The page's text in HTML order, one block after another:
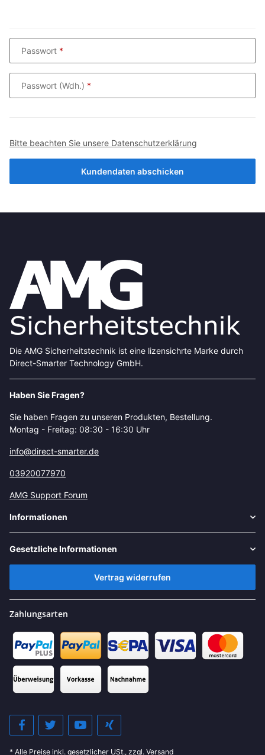
Passwort
Passwort (Wdh.)
Bitte beachten Sie unsere Datenschutzerklärung
Kundendaten abschicken
Die AMG Sicherheitstechnik ist eine lizensichrte Marke durch
Direct-Smarter Technology GmbH.
Haben Sie Fragen?
Sie haben Fragen zu unseren Produkten, Bestellung.
Montag - Freitag: 08:30 - 16:30 Uhr
info@direct-smarter.de
03920077970
AMG Support Forum
Informationen
Gesetzliche Informationen
Vertrag widerrufen
Zahlungsarten
* Alle Preise inkl. gesetzlicher USt., zzgl. Versand